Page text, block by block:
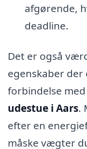
afgørende,
deadline.
Det er også
egenskaber
forbindelse
udestue i Aars.
efter en
måske vægter